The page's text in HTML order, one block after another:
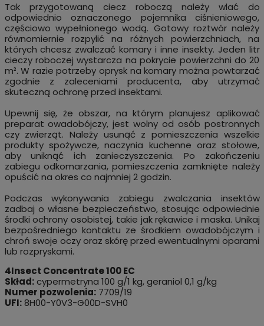
Tak przygotowaną ciecz roboczą należy wlać do
odpowiednio oznaczonego pojemnika ciśnieniowego,
częściowo wypełnionego wodą. Gotowy roztwór należy
równomiernie rozpylić na różnych powierzchniach, na
których chcesz zwalczać komary i inne insekty. Jeden litr
cieczy roboczej wystarcza na pokrycie powierzchni do 20
m². W razie potrzeby oprysk na komary można powtarzać
zgodnie z zaleceniami producenta, aby utrzymać
skuteczną ochronę przed insektami.
Upewnij się, że obszar, na którym planujesz aplikować
preparat owadobójczy, jest wolny od osób postronnych
czy zwierząt. Należy usunąć z pomieszczenia wszelkie
produkty spożywcze, naczynia kuchenne oraz stołowe,
aby uniknąć ich zanieczyszczenia. Po zakończeniu
zabiegu odkomarzania, pomieszczenia zamknięte należy
opuścić na okres co najmniej 2 godzin.
Podczas wykonywania zabiegu zwalczania insektów
zadbaj o własne bezpieczeństwo, stosując odpowiednie
środki ochrony osobistej, takie jak rękawice i maska. Unikaj
bezpośredniego kontaktu ze środkiem owadobójczym i
chroń swoje oczy oraz skórę przed ewentualnymi oparami
lub rozpryskami.
4Insect Concentrate 100 EC
Skład:cypermetryna 100 g/1 kg, geraniol 0,1 g/kg
Numer pozwolenia:7709/19
UFI:8H00-Y0V3-G00D-SVH0